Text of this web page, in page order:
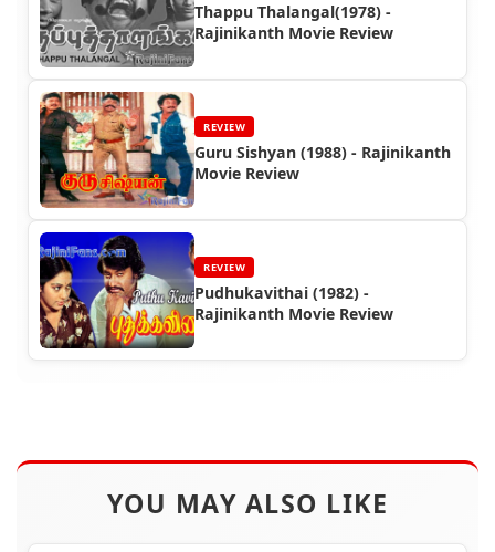
Thappu Thalangal(1978) -
Rajinikanth Movie Review
REVIEW
Guru Sishyan (1988) - Rajinikanth
Movie Review
REVIEW
Pudhukavithai (1982) -
Rajinikanth Movie Review
YOU MAY ALSO LIKE